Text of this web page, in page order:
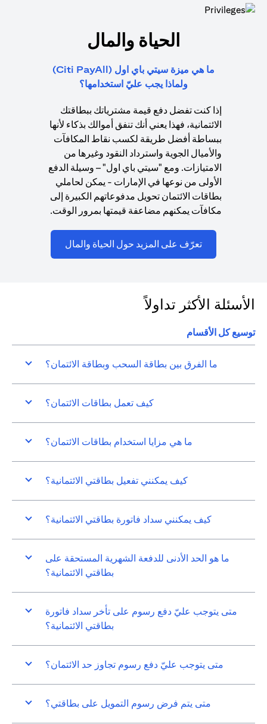
الحياة والمال
ما هي ميزة سيتي باي اول (Citi PayAll)
ولماذا يجب عليّ استخدامها؟
إذا كنت تفضل دفع قيمة مشترياتك ببطاقتك
الائتمانية، فهذا يعني أنك تنفق أموالك بذكاء لأنها
ببساطة أفضل طريقة لكسب نقاط المكافآت
والأميال الجوية واسترداد النقود وغيرها من
الامتيازات. ومع "سيتي باي اول" – وسيلة الدفع
الأولى من نوعها في الإمارات - يمكن لحاملي
بطاقات الائتمان تحويل مدفوعاتهم الكبيرة إلى
مكافآت يمكنهم مضاعفة قيمتها بمرور الوقت.
تعرّف على المزيد حول الحياة والمال
الأسئلة الأكثر تداولاً
توسيع كل الأقسام
ما الفرق بين بطاقة السحب وبطاقة الائتمان؟
كيف تعمل بطاقات الائتمان؟
ما هي مزايا استخدام بطاقات الائتمان؟
كيف يمكنني تفعيل بطاقتي الائتمانية؟
كيف يمكنني سداد فاتورة بطاقتي الائتمانية؟
ما هو الحد الأدنى للدفعة الشهرية المستحقة على
بطاقتي الائتمانية؟
متى يتوجب عليّ دفع رسوم على تأخر سداد فاتورة
بطاقتي الائتمانية؟
متى يتوجب عليّ دفع رسوم تجاوز حد الائتمان؟
متى يتم فرض رسوم التمويل على بطاقتي؟